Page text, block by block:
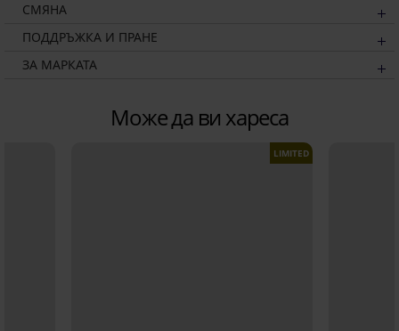
СМЯНА
ПОДДРЪЖКА И ПРАНЕ
ЗА МАРКАТА
Може да ви хареса
LIMITED